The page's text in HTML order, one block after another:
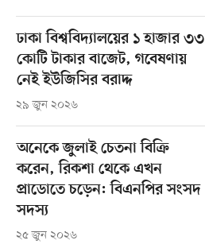
ঢাকা বিশ্ববিদ্যালয়ের ১ হাজার ৩৩
কোটি টাকার বাজেট, গবেষণায়
নেই ইউজিসির বরাদ্দ
২৯ জুন ২০২৬
অনেকে জুলাই চেতনা বিক্রি
করেন, রিকশা থেকে এখন
প্রাডোতে চড়েন: বিএনপির সংসদ
সদস্য
২৫ জুন ২০২৬